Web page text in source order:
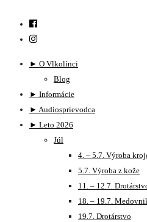
► O Vlkolínci
Blog
► Informácie
► Audiosprievodca
► Leto 2026
Júl
4. – 5.7. Výroba
5.7. Výroba z kože
11. – 12.7.
18. – 19.7.
19.7. Drotárstvo